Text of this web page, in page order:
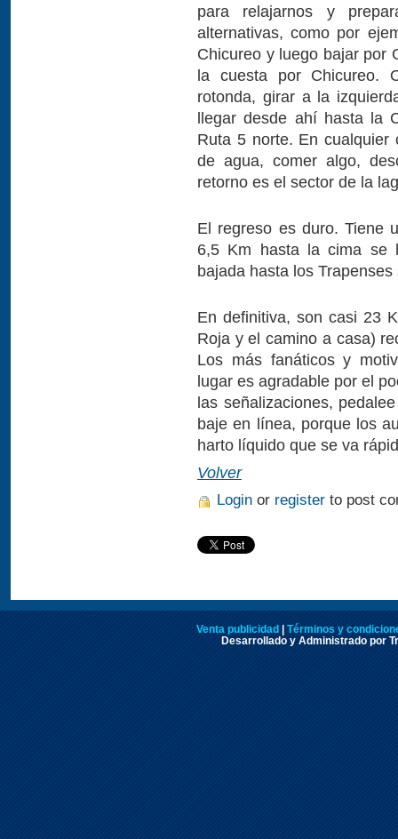
para relajarnos y
alternativas, como por
Chicureo y luego bajar por
la cuesta por Chicureo.
rotonda, girar a la
llegar desde ahí hasta la
Ruta 5 norte. En cualquier
de agua, comer algo,
retorno es el sector de la
El regreso es duro. Tiene
6,5 Km hasta la cima se
bajada hasta los
En definitiva, son casi 23
Roja y el camino a casa)
Los más fanáticos y
lugar es agradable por el
las señalizaciones,
baje en línea, porque los
harto líquido que se va
Volver
Login or register to post
Venta publicidad
Términos y
Desarrollado y Administrado por